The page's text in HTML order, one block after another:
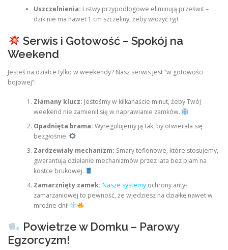
Uszczelnienia: Listwy przypodłogowe eliminują prześwit –
dzik nie ma nawet 1 cm szczeliny, żeby włożyć ryj!
Serwis i Gotowość – Spokój na
Weekend
Jesteś na działce tylko w weekendy? Nasz serwis jest “w gotowości
bojowej”:
Złamany klucz: Jesteśmy w kilkanaście minut, żeby Twój
weekend nie zamienił się w naprawianie zamków.
Opadnięta brama: Wyregulujemy ją tak, by otwierała się
bezgłośnie.
Zardzewiały mechanizm: Smary teflonowe, które stosujemy,
gwarantują działanie mechanizmów przez lata bez plam na
kostce brukowej.
Zamarznięty zamek: Nasze systemyochrony anty-
zamarzaniowej to pewność, że wjedziesz na działkę nawet w
mroźne dni!
Powietrze w Domku – Parowy
Egzorcyzm!